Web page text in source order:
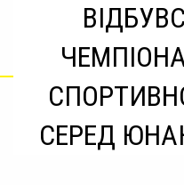
СЕРЕД